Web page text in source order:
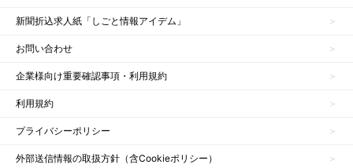
新聞折込求人紙「しごと情報アイデム」
お問い合わせ
企業様向け重要確認事項・利用規約
利用規約
プライバシーポリシー
外部送信情報の取扱方針（含Cookieポリシー）